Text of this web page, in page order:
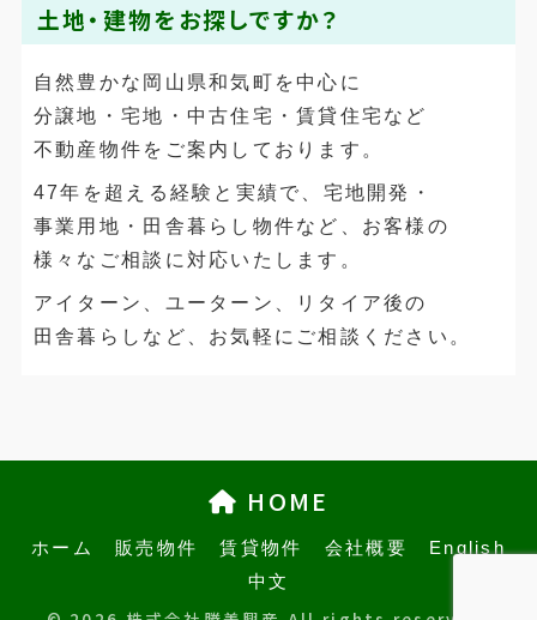
土地・建物をお探しですか？
自然豊かな岡山県和気町を中心に
分譲地・宅地・中古住宅・賃貸住宅など
不動産物件をご案内しております。
47年を超える経験と実績で、宅地開発・
事業用地・田舎暮らし物件など、お客様の
様々なご相談に対応いたします。
アイターン、ユーターン、リタイア後の
田舎暮らしなど、お気軽にご相談ください。
HOME
ホーム 販売物件 賃貸物件 会社概要
English
中文